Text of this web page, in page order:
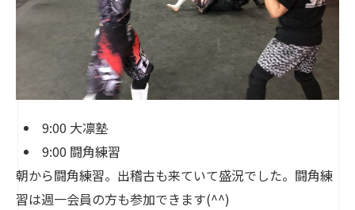
9:00 大凛塾
9:00 闘角練習
朝から闘角練習。出稽古も来ていて盛況でした。闘角練
習は週一会員の方も参加できます(^^)